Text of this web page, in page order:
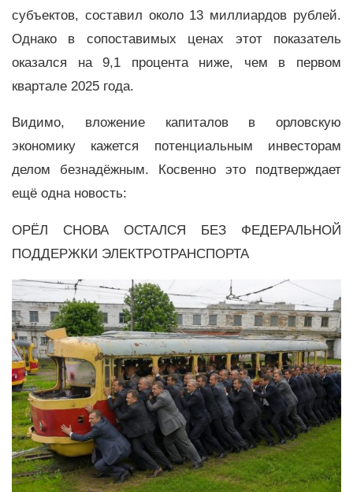
субъектов, составил около 13 миллиардов рублей.
Однако в сопоставимых ценах этот показатель
оказался на 9,1 процента ниже, чем в первом
квартале 2025 года.
Видимо, вложение капиталов в орловскую
экономику кажется потенциальным инвесторам
делом безнадёжным. Косвенно это подтверждает
ещё одна новость:
ОРЁЛ СНОВА ОСТАЛСЯ БЕЗ ФЕДЕРАЛЬНОЙ
ПОДДЕРЖКИ ЭЛЕКТРОТРАНСПОРТА